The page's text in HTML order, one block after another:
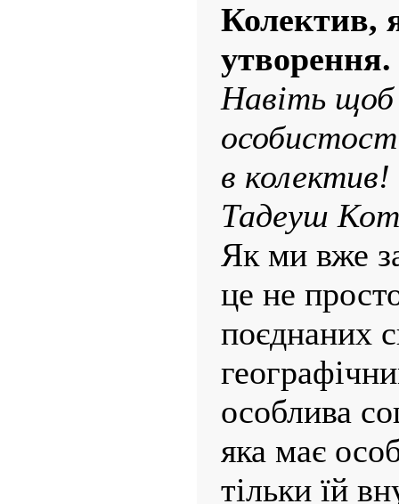
Колектив,
утворення.
Навіть щоб
в колектив!
Тадеуш
Як ми вже
це не
поєднаних
особлива
яка має
тільки їй